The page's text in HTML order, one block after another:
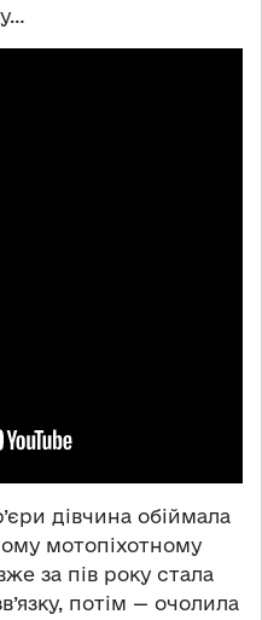
дівчина обіймала
мотопіхотному
за пів року стала
потім — очолила